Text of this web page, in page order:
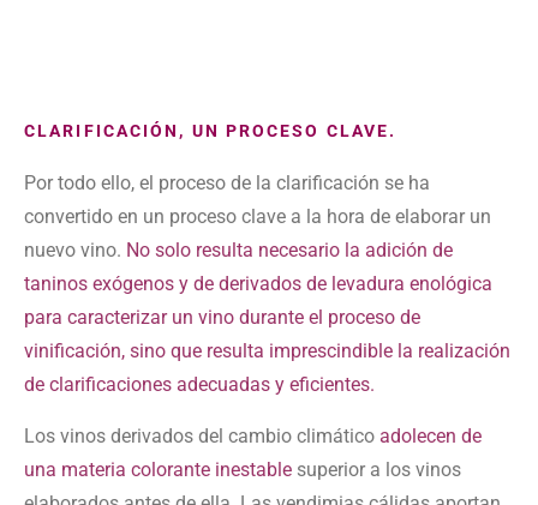
CLARIFICACIÓN, UN PROCESO CLAVE.
Por todo ello, el proceso de la clarificación se ha
convertido en un proceso clave a la hora de elaborar un
nuevo vino. No solo resulta necesario la adición de
taninos exógenos y de derivados de levadura enológica
para caracterizar un vino durante el proceso de
vinificación, sino que resulta imprescindible la realización
de clarificaciones adecuadas y eficientes.
Los vinos derivados del cambio climático adolecen de
una materia colorante inestable superiora los vinos